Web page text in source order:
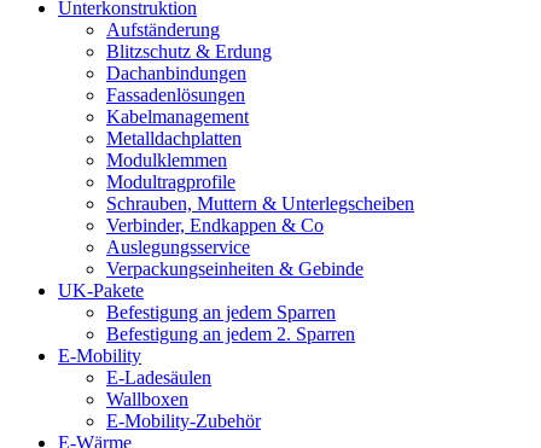
Unterkonstruktion
Aufständerung
Blitzschutz & Erdung
Dachanbindungen
Fassadenlösungen
Kabelmanagement
Metalldachplatten
Modulklemmen
Modultragprofile
Schrauben, Muttern & Unterlegscheiben
Verbinder, Endkappen & Co
Auslegungsservice
Verpackungseinheiten & Gebinde
UK-Pakete
Befestigung an jedem Sparren
Befestigung an jedem 2. Sparren
E-Mobility
E-Ladesäulen
Wallboxen
E-Mobility-Zubehör
E-Wärme